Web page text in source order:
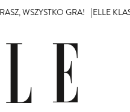
WSZYSTKO GRA! ELLE